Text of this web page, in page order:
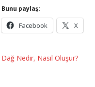
Bunu paylaş:
Facebook X
Dağ Nedir, Nasıl Oluşur?